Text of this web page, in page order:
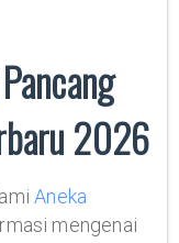
2026
Aneka
mengenai